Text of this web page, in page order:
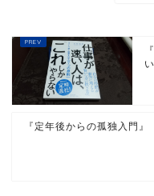
『定年後からの孤独入門』